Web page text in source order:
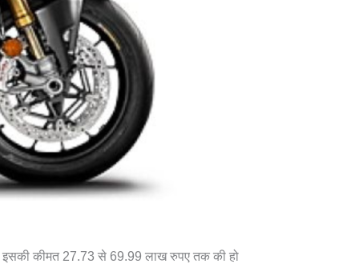
इसकी कीमत 27.73 से 69.99 लाख रुपए तक की हो